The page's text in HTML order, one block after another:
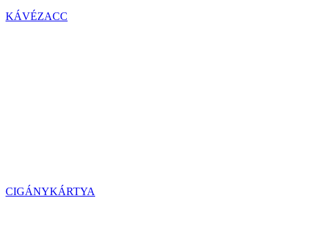
KÁVÉZACC
CIGÁNYKÁRTYA